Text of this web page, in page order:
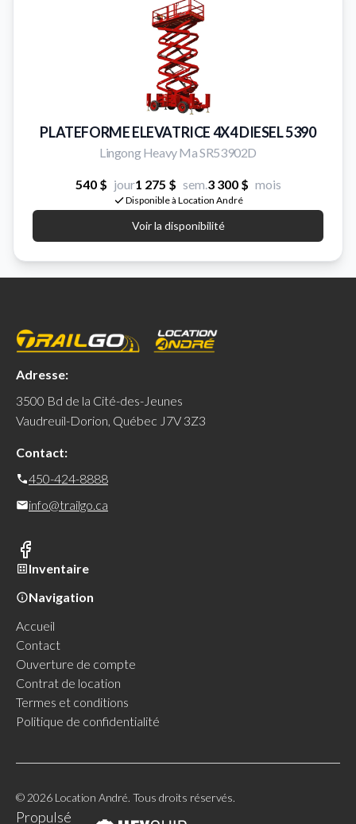
PLATEFORME ELEVATRICE 4X4 DIESEL 5390
Lingong Heavy Ma SR53902D
540 $ jour1 275 $ sem.3 300 $ mois
Disponible à Location André
Voir la disponibilité
Adresse:
3500 Bd de la Cité-des-Jeunes
Vaudreuil-Dorion, Québec J7V 3Z3
Contact:
450-424-8888
info@trailgo.ca
Inventaire
Navigation
Accueil
Contact
Ouverture de compte
Contrat de location
Termes et conditions
Politique de confidentialité
© 2026 Location André. Tous droits réservés.
Propulsé